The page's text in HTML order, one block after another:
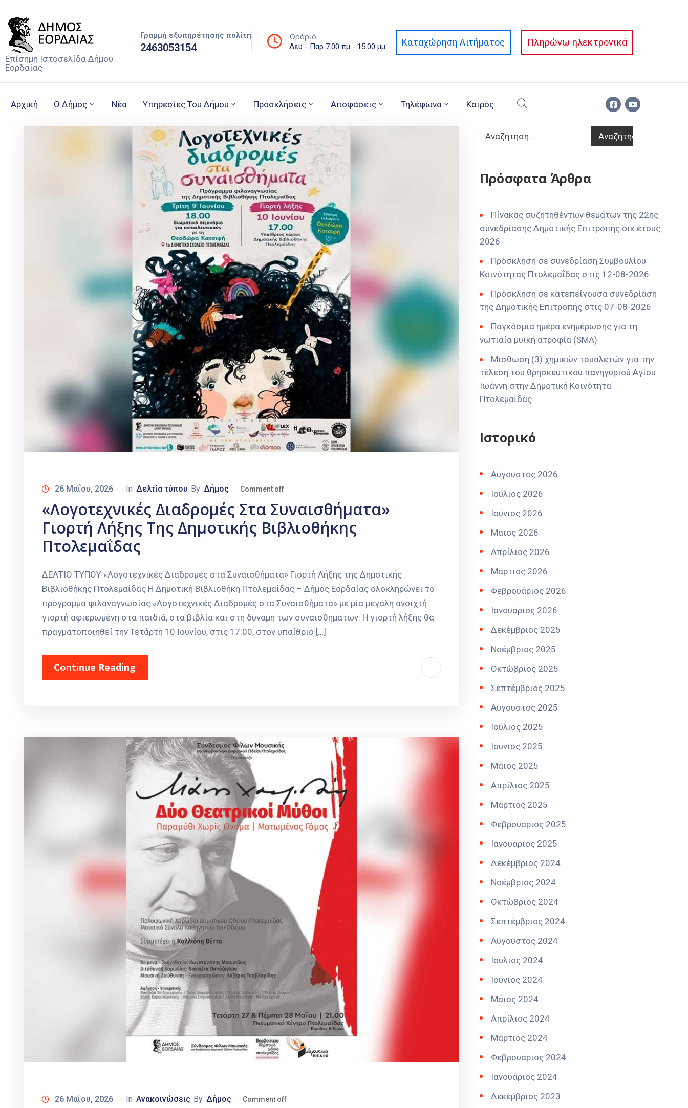
Επίσημη Ιστοσελίδα Δήμου
Εορδαίας
Γραμμή εξυπηρέτησης πολίτη
2463053154
Ωράριο
Δευ - Παρ 7.00 πμ - 15.00 μμ Καταχώρηση Αιτήματος Πληρώνω ηλεκτρονικά
Αρχική Ο Δήμος Νέα Υπηρεσίες Του Δήμου Προσκλήσεις Αποφάσεις Τηλέφωνα Καιρός
26 Μαΐου, 2026 - In Δελτία τύπου By Δήμος Comment off
«Λογοτεχνικές Διαδρομές Στα Συναισθήματα»
Γιορτή Λήξης Της Δημοτικής Βιβλιοθήκης
Πτολεμαΐδας
ΔΕΛΤΙΟ ΤΥΠΟΥ «Λογοτεχνικές Διαδρομές στα Συναισθήματα» Γιορτή Λήξης της Δημοτικής
Βιβλιοθήκης Πτολεμαΐδας Η Δημοτική Βιβλιοθήκη Πτολεμαΐδας – Δήμος Εορδαίας ολοκληρώνει το
πρόγραμμα φιλαναγνωσίας «Λογοτεχνικές Διαδρομές στα Συναισθήματα» με μία μεγάλη ανοιχτή
γιορτή αφιερωμένη στα παιδιά, στα βιβλία και στη δύναμη των συναισθημάτων. Η γιορτή λήξης θα
πραγματοποιηθεί την Τετάρτη 10 Ιουνίου, στις 17:00, στον υπαίθριο […]
Continue Reading
26 Μαΐου, 2026 - In Ανακοινώσεις By Δήμος Comment off
Πρόσφατα Άρθρα
Πίνακας συζητηθέντων θεμάτων της 22ης
συνεδρίασης Δημοτικής Επιτροπής οικ έτους
2026
Πρόσκληση σε συνεδρίαση Συμβουλίου
Κοινότητας Πτολεμαΐδας στις 12-08-2026
Πρόσκληση σε κατεπείγουσα συνεδρίαση
της Δημοτικής Επιτροπής στις 07-08-2026
Παγκόσμια ημέρα ενημέρωσης για τη
νωτιαία μυϊκή ατροφία (SMA)
Μίσθωση (3) χημικών τουαλετών για την
τέλεση του θρησκευτικού πανηγυριού Αγίου
Ιωάννη στην Δημοτική Κοινότητα
Πτολεμαΐδας
Ιστορικό
Αύγουστος 2026
Ιούλιος 2026
Ιούνιος 2026
Μάιος 2026
Απρίλιος 2026
Μάρτιος 2026
Φεβρουάριος 2026
Ιανουάριος 2026
Δεκέμβριος 2025
Νοέμβριος 2025
Οκτώβριος 2025
Σεπτέμβριος 2025
Αύγουστος 2025
Ιούλιος 2025
Ιούνιος 2025
Μάιος 2025
Απρίλιος 2025
Μάρτιος 2025
Φεβρουάριος 2025
Ιανουάριος 2025
Δεκέμβριος 2024
Νοέμβριος 2024
Οκτώβριος 2024
Σεπτέμβριος 2024
Αύγουστος 2024
Ιούλιος 2024
Ιούνιος 2024
Μάιος 2024
Απρίλιος 2024
Μάρτιος 2024
Φεβρουάριος 2024
Ιανουάριος 2024
Δεκέμβριος 2023